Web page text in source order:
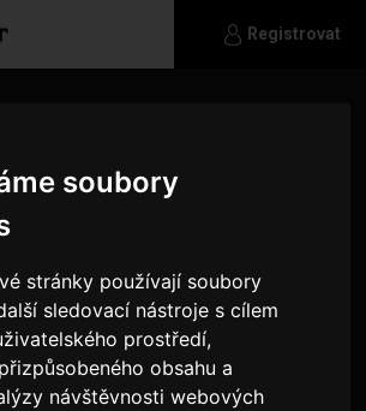
soubory
stránky používají soubory
sledovací nástroje s cílem
prostředí,
obsahu a
návštěvnosti webových
Registrovat